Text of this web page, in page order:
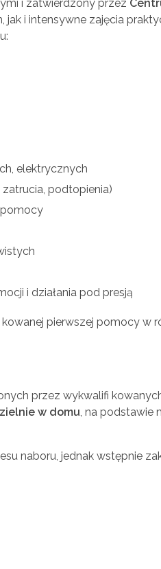
i zatwierdzony przez
i intensywne zajęcia
elektrycznych
zatrucia, podtopienia)
pomocy
i działania pod presją
pierwszej pomocy w
przez wykwalifi
w domu, na podstawie
naboru, jednak wstępnie